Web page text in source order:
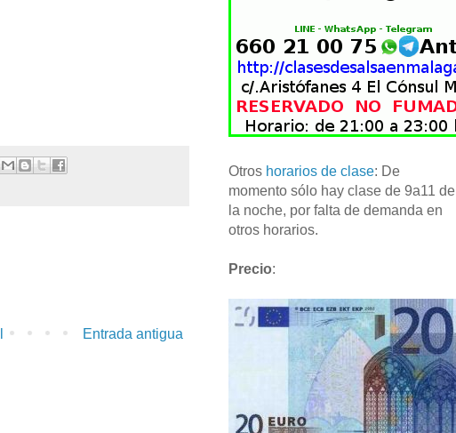
Entrada antigua
Otros horarios de clase: De
momento sólo hay clase de 9a11 de
la noche, por falta de demanda en
otros horarios.
Precio: